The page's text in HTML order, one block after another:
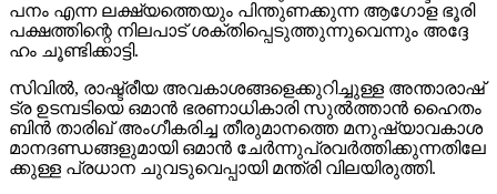
പ​നം എ​ന്ന ല​ക്ഷ്യ​ത്തെ​യും പി​ന്തു​ണ​ക്കു​ന്ന ആ​ഗോ​ള ഭൂ​രി​
പ​ക്ഷ​ത്തി​ന്റെ നി​ല​പാ​ട് ശ​ക്തി​പ്പെ​ടു​ത്തു​ന്നു​വെ​ന്നും അ​ദ്ദേ​
ഹം ചൂ​ണ്ടി​ക്കാ​ട്ടി.
സി​വി​ൽ, രാ​ഷ്ട്രീ​യ അ​വ​കാ​ശ​ങ്ങ​ളെ​ക്കു​റി​ച്ചു​ള്ള അ​ന്താ​രാ​ഷ്‌​
ട്ര ഉ​ട​മ്പ​ടി​യെ ഒ​മാ​ൻ ഭ​ര​ണാ​ധി​കാ​രി സു​ൽ​ത്താ​ൻ ഹൈ​തം
ബി​ൻ താ​രി​ഖ് അം​ഗീ​ക​രി​ച്ച തീ​രു​മാ​ന​ത്തെ മ​നു​ഷ്യാ​വ​കാ​ശ
മാ​ന​ദ​ണ്ഡ​ങ്ങ​ളു​മാ​യി ഒ​മാ​ൻ ചേ​ർ​ന്നു​പ്ര​വ​ർ​ത്തി​ക്കു​ന്ന​തി​ലേ​
ക്കു​ള്ള പ്ര​ധാ​ന ചു​വ​ടു​വെ​പ്പാ​യി മ​ന്ത്രി വി​ല​യി​രു​ത്തി.